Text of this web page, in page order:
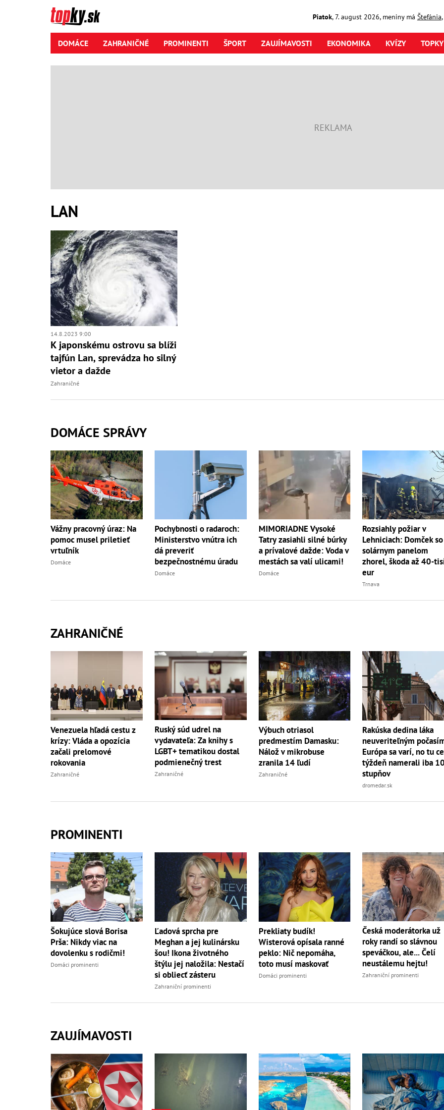
Piatok,7. august2026, meniny má Štefánia
DOMÁCE ZAHRANIČNÉ PROMINENTI ŠPORT ZAUJÍMAVOSTI EKONOMIKA KVÍZY
LAN
14.8.2023 9:00
K japonskému ostrovu sa blíži
tajfún Lan, sprevádza ho silný
vietor a dažde
Zahraničné
DOMÁCE SPRÁVY
Vážny pracovný úraz: Na
pomoc musel priletieť
vrtuľník
Domáce
Pochybnosti o radaroch:
Ministerstvo vnútra ich
dá preveriť
bezpečnostnému úradu
Domáce
MIMORIADNE Vysoké
Tatry zasiahli silné búrky
a prívalové dažde: Voda v
mestách sa valí ulicami!
Domáce
Rozsiahly požiar v
Lehniciach: Domček so
solárnym panelom
zhorel, škoda až 40-
eur
Trnava
ZAHRANIČNÉ
Venezuela hľadá cestu z
krízy: Vláda a opozícia
začali prelomové
rokovania
Zahraničné
Ruský súd udrel na
vydavateľa: Za knihy s
LGBT+ tematikou dostal
podmienečný trest
Zahraničné
Výbuch otriasol
predmestím Damasku:
Nálož v mikrobuse
zranila 14 ľudí
Zahraničné
Rakúska dedina láka
neuveriteľným
Európa sa varí, no tu
týždeň namerali iba 10
stupňov
dromedar.sk
PROMINENTI
Šokujúce slová Borisa
Prša: Nikdy viac na
dovolenku s rodičmi!
Domáci prominenti
Ľadová sprcha pre
Meghan a jej kulinársku
šou! Ikona životného
štýlu jej naložila: Nestačí
si obliecť zásteru
Zahraniční prominenti
Prekliaty budík!
Wisterová opísala ranné
peklo: Nič nepomáha,
toto musí maskovať
Domáci prominenti
Česká moderátorka už
roky randí so slávnou
speváčkou, ale... Čelí
neustálemu hejtu!
Zahraniční prominenti
ZAUJÍMAVOSTI